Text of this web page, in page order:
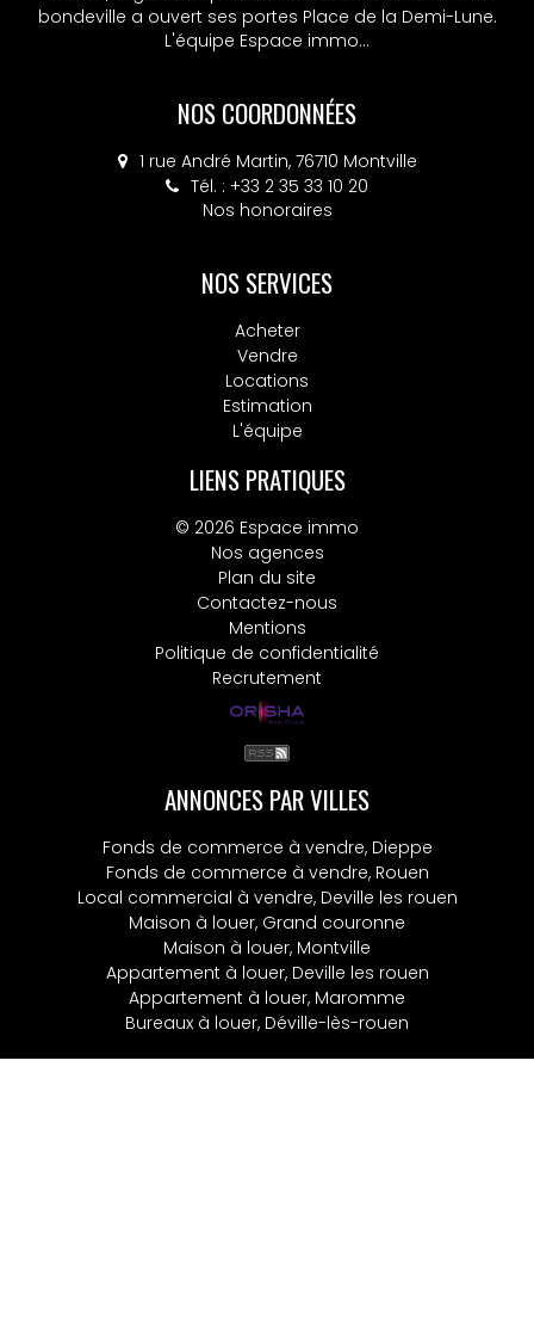
bondeville a ouvert ses portes Place de la Demi-Lune.
L'équipe Espace immo...
NOS COORDONNÉES
4 place Colbert, 76130 Mont-Saint-Aignan
Tél. : +33 2 32 10 52 14
Nos honoraires
NOS SERVICES
Acheter
Vendre
Locations
Estimation
L'équipe
LIENS PRATIQUES
© 2026 Espace immo
Nos agences
Plan du site
Contactez-nous
Mentions
Politique de confidentialité
Recrutement
ANNONCES PAR VILLES
Fonds de commerce à vendre, Dieppe
Fonds de commerce à vendre, Rouen
Local commercial à vendre, Deville les rouen
Maison à louer, Grand couronne
Maison à louer, Montville
Appartement à louer, Deville les rouen
Appartement à louer, Maromme
Bureaux à louer, Déville-lès-rouen